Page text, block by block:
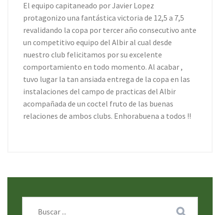
El equipo capitaneado por Javier Lopez
protagonizo una fantástica victoria de 12,5 a 7,5
revalidando la copa por tercer año consecutivo ante
un competitivo equipo del Albir al cual desde
nuestro club felicitamos por su excelente
comportamiento en todo momento. Al acabar ,
tuvo lugar la tan ansiada entrega de la copa en las
instalaciones del campo de practicas del Albir
acompañada de un coctel fruto de las buenas
relaciones de ambos clubs. Enhorabuena a todos !!